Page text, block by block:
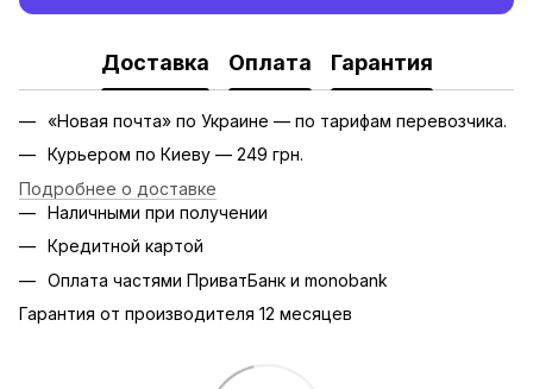
Доставка Оплата Гарантия
«Новая почта» по Украине — по тарифам перевозчика.
Курьером по Киеву — 249 грн.
Подробнее о доставке
Наличными при получении
Кредитной картой
Оплата частями ПриватБанк и monobank
Гарантия от производителя 12 месяцев